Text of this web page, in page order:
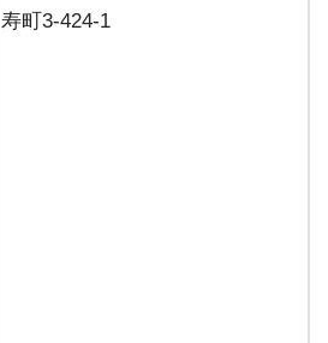
寿町3-424-1